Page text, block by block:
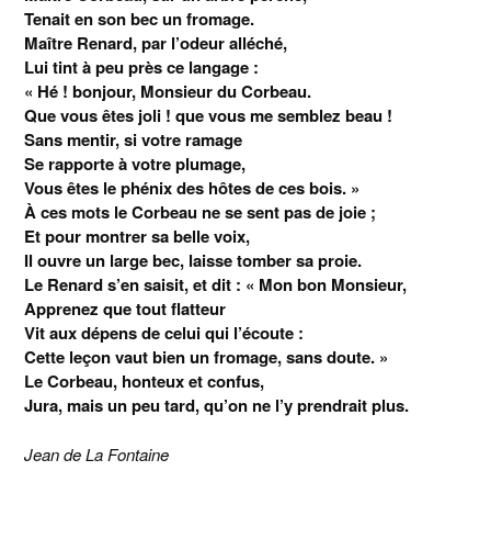
Tenait en son bec un fromage.
Maître Renard, par l’odeur alléché,
Lui tint à peu près ce langage :
« Hé ! bonjour, Monsieur du Corbeau.
Que vous êtes joli ! que vous me semblez beau !
Sans mentir, si votre ramage
Se rapporte à votre plumage,
Vous êtes le phénix des hôtes de ces bois. »
À ces mots le Corbeau ne se sent pas de joie ;
Et pour montrer sa belle voix,
Il ouvre un large bec, laisse tomber sa proie.
Le Renard s’en saisit, et dit : « Mon bon Monsieur,
Apprenez que tout flatteur
Vit aux dépens de celui qui l’écoute :
Cette leçon vaut bien un fromage, sans doute. »
Le Corbeau, honteux et confus,
Jura, mais un peu tard, qu’on ne l’y prendrait plus.
Jean de La Fontaine